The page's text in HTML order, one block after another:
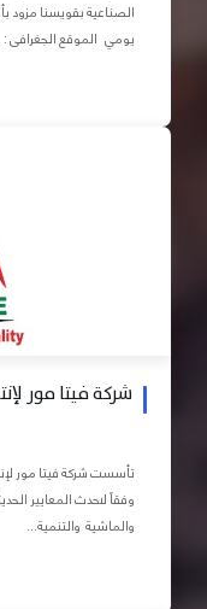
يومي الموقع الجغرافى :
شركة فيتا مور
تأسست شركة فيتا مور
وفقاً لاحدث المعايير
والماشية والتنمية...